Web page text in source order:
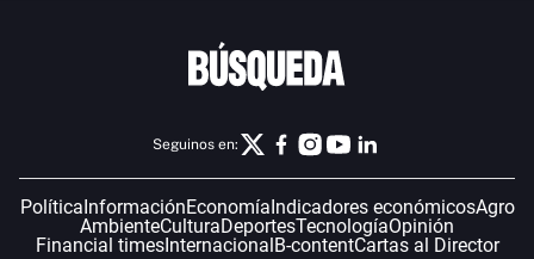
Seguinos en:
Política InformaciónEconomía Indicadores económicosAgro
AmbienteCulturaDeportesTecnologíaOpinión
Financial timesInternacional B-contentCartas al Director